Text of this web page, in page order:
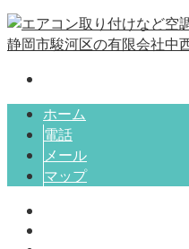
ホーム
電話
メール
マップ